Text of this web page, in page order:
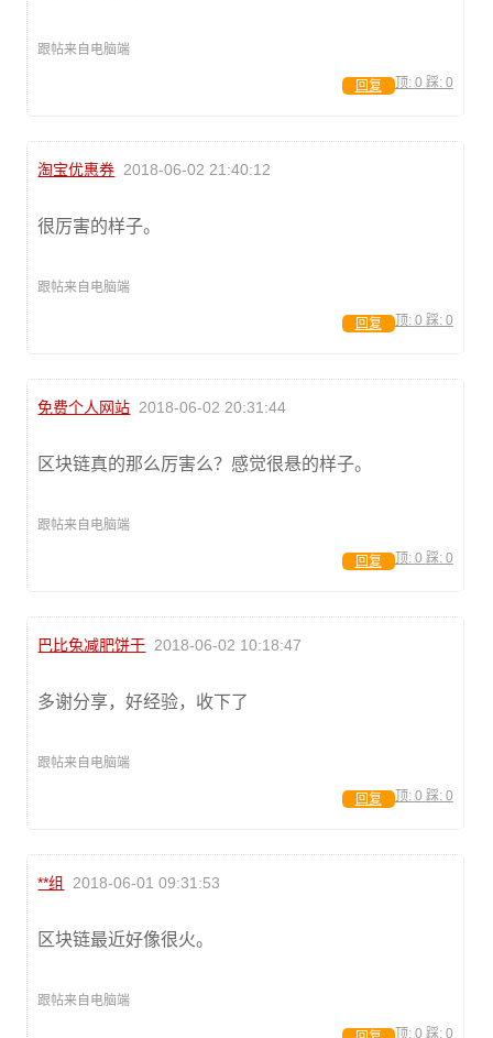
跟帖来自电脑端
顶: 0 踩: 0
回复
淘宝优惠券 2018-06-02 21:40:12
很厉害的样子。
跟帖来自电脑端
顶: 0 踩: 0
回复
免费个人网站 2018-06-02 20:31:44
区块链真的那么厉害么？感觉很悬的样子。
跟帖来自电脑端
顶: 0 踩: 0
回复
巴比兔减肥饼干 2018-06-02 10:18:47
多谢分享，好经验，收下了
跟帖来自电脑端
顶: 0 踩: 0
回复
**组 2018-06-01 09:31:53
区块链最近好像很火。
跟帖来自电脑端
顶: 0 踩: 0